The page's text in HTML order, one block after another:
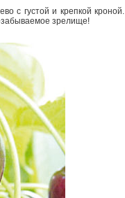
с густой и крепкой кроной.
зрелище!